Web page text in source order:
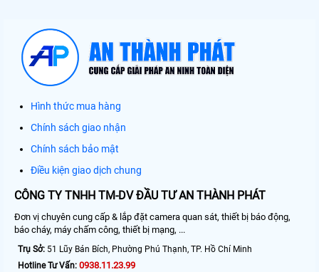
Hình thức mua hàng
Chính sách giao nhận
Chính sách bảo mật
Điều kiện giao dịch chung
CÔNG TY TNHH TM-DV ĐẦU TƯ AN THÀNH PHÁT
Đơn vị chuyên cung cấp & lắp đặt camera quan sát, thiết bị báo động,
báo cháy, máy chấm công, thiết bị mạng, ...
Trụ Sở: 51 Lũy Bán Bích, Phường Phú Thạnh, TP. Hồ Chí Minh
Hotline Tư Vấn: 0938.11.23.99